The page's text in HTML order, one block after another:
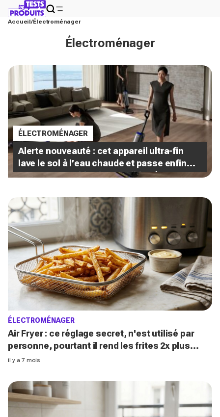
Accueil Électroménager
Électroménager
ÉLECTROMÉNAGER
Alerte nouveauté : cet appareil ultra-fin
lave le sol à l’eau chaude et passe enfin
sous ces meubles impossibles à nettoyer
ÉLECTROMÉNAGER
Air Fryer : ce réglage secret, n'est utilisé par
personne, pourtant il rend les frites 2x plus
croustillantes
il y a 7 mois